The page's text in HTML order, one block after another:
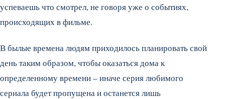
успеваешь что смотрел, не говоря уже о событиях,
происходящих в фильме.
В былые времена людям приходилось планировать свой
день таким образом, чтобы оказаться дома к
определенному времени – иначе серия любимого
сериала будет пропущена и останется лишь